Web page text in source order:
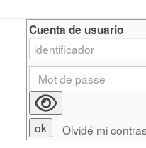
Cuenta de usuario
Olvidé mi